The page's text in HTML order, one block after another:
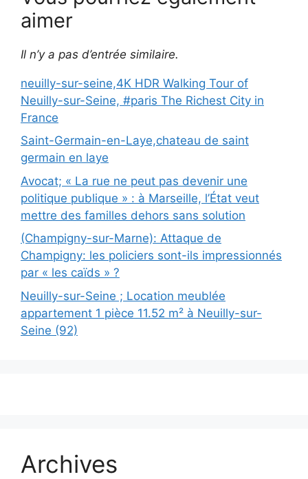
aimer
Il n’y a pas d’entrée similaire.
neuilly-sur-seine,4K HDR Walking Tour of
Neuilly-sur-Seine, #paris The Richest City in
France
Saint-Germain-en-Laye,chateau de saint
germain en laye
Avocat; « La rue ne peut pas devenir une
politique publique » : à Marseille, l’État veut
mettre des familles dehors sans solution
(Champigny-sur-Marne): Attaque de
Champigny: les policiers sont-ils impressionnés
par « les caïds » ?
Neuilly-sur-Seine ; Location meublée
appartement 1 pièce 11.52 m² à Neuilly-sur-
Seine (92)
Archives